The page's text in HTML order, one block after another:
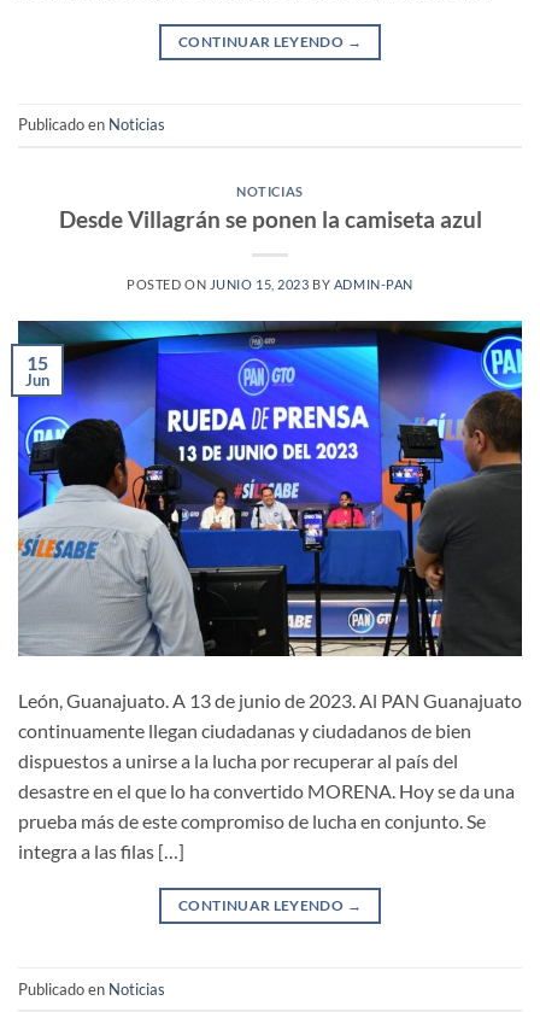
CONTINUAR LEYENDO →
Publicado en Noticias
NOTICIAS
Desde Villagrán se ponen la camiseta azul
POSTED ON JUNIO 15, 2023 BY ADMIN-PAN
15
Jun
León, Guanajuato. A 13 de junio de 2023. Al PAN Guanajuato
continuamente llegan ciudadanas y ciudadanos de bien
dispuestos a unirse a la lucha por recuperar al país del
desastre en el que lo ha convertido MORENA. Hoy se da una
prueba más de este compromiso de lucha en conjunto. Se
integra a las filas […]
CONTINUAR LEYENDO →
Publicado en Noticias